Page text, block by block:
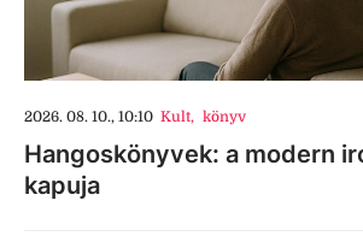
2026. 08. 10., 10:10 Kult, könyv
Hangoskönyvek: a modern
kapuja